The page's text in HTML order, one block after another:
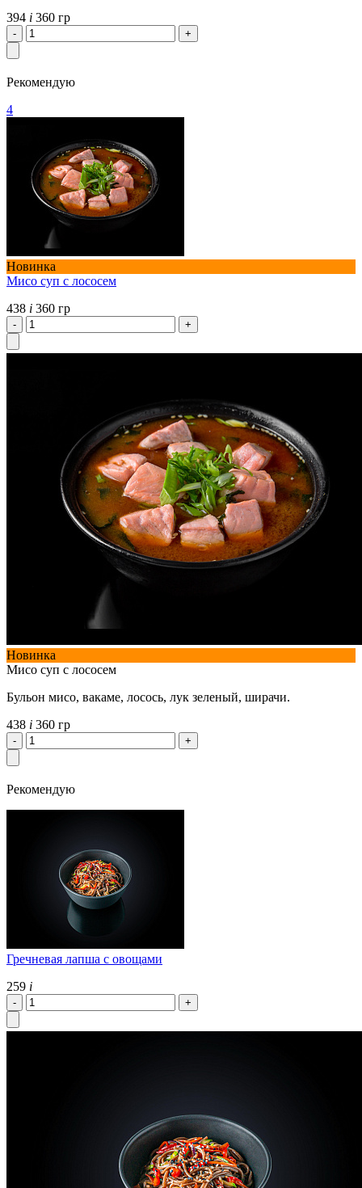
394 i 360 гр
Рекомендую
4
Новинка
Мисо суп с лососем
438 i 360 гр
Новинка
Мисо суп с лососем
Бульон мисо, вакаме, лосось, лук зеленый, ширачи.
438 i 360 гр
Рекомендую
Гречневая лапша с овощами
259 i